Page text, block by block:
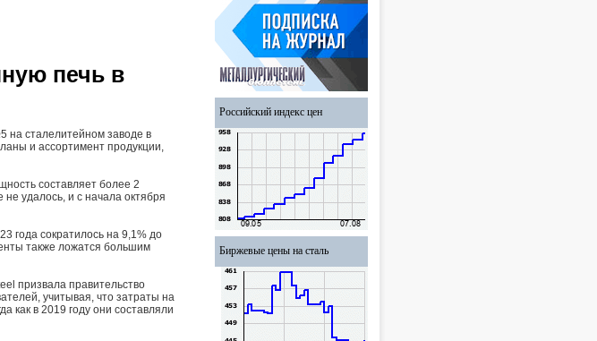
печь в
на сталелитейном заводе в
и ассортимент продукции,
составляет более 2
удалось, и с начала октября
года сократилось на 9,1% до
также ложатся большим
призвала правительство
учитывая, что затраты на
как в 2019 году они составляли
Российский индекс цен
Биржевые цены на сталь